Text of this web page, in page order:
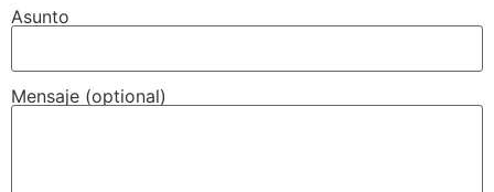
Asunto
Mensaje (optional)